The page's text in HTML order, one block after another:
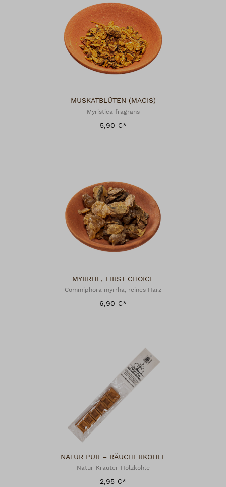
MUSKATBLÜTEN (MACIS)
Myristica fragrans
5,90 €*
MYRRHE, FIRST CHOICE
Commiphora myrrha, reines Harz
6,90 €*
NATUR PUR – RÄUCHERKOHLE
Natur-Kräuter-Holzkohle
2,95 €*